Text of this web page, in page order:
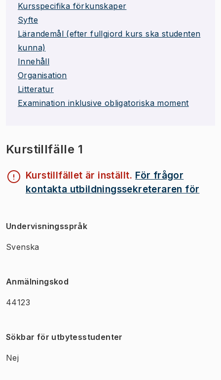
Kursspecifika förkunskaper
Syfte
Lärandemål (efter fullgjord kurs ska studenten
kunna)
Innehåll
Organisation
Litteratur
Examination inklusive obligatoriska moment
Kurstillfälle 1
Kurstillfället är inställt. För frågor
kontakta utbildningssekreteraren för
Undervisningsspråk
Svenska
Anmälningskod
44123
Sökbar för utbytesstudenter
Nej